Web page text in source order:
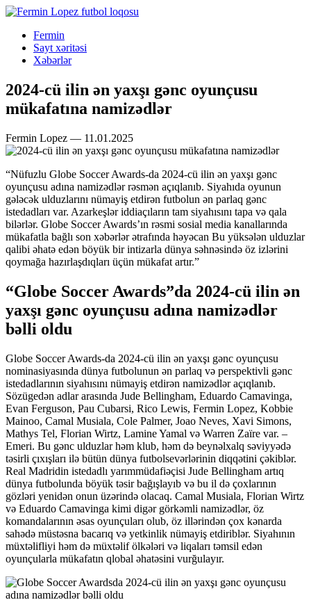
Fermin
Sayt xəritəsi
Xəbərlər
2024-cü ilin ən yaxşı gənc oyunçusu
mükafatına namizədlər
Fermin Lopez — 11.01.2025
“Nüfuzlu Globe Soccer Awards-da 2024-cü ilin ən yaxşı gənc
oyunçusu adına namizədlər rəsmən açıqlanıb. Siyahıda oyunun
gələcək ulduzlarını nümayiş etdirən futbolun ən parlaq gənc
istedadları var. Azarkeşlər iddiaçıların tam siyahısını tapa və qala
bilərlər. Globe Soccer Awards’ın rəsmi sosial media kanallarında
mükafatla bağlı son xəbərlər ətrafında həyəcan Bu yüksələn ulduzlar
qalibi əhatə edən böyük bir intizarla dünya səhnəsində öz izlərini
qoymağa hazırlaşdıqları üçün mükafat artır.”
“Globe Soccer Awards”da 2024-cü ilin ən
yaxşı gənc oyunçusu adına namizədlər
bəlli oldu
Globe Soccer Awards-da 2024-cü ilin ən yaxşı gənc oyunçusu
nominasiyasında dünya futbolunun ən parlaq və perspektivli gənc
istedadlarının siyahısını nümayiş etdirən namizədlər açıqlanıb.
Sözügedən adlar arasında Jude Bellingham, Eduardo Camavinga,
Evan Ferguson, Pau Cubarsi, Rico Lewis, Fermin Lopez, Kobbie
Mainoo, Camal Musiala, Cole Palmer, Joao Neves, Xavi Simons,
Mathys Tel, Florian Wirtz, Lamine Yamal və Warren Zaïre var. –
Emeri. Bu gənc ulduzlar həm klub, həm də beynəlxalq səviyyədə
təsirli çıxışları ilə bütün dünya futbolsevərlərinin diqqətini çəkiblər.
Real Madridin istedadlı yarımmüdafiəçisi Jude Bellingham artıq
dünya futbolunda böyük təsir bağışlayıb və bu il də çoxlarının
gözləri yenidən onun üzərində olacaq. Camal Musiala, Florian Wirtz
və Eduardo Camavinga kimi digər görkəmli namizədlər, öz
komandalarının əsas oyunçuları olub, öz illərindən çox kənarda
sahədə müstəsna bacarıq və yetkinlik nümayiş etdiriblər. Siyahının
müxtəlifliyi həm də müxtəlif ölkələri və liqaları təmsil edən
oyunçularla mükafatın qlobal əhatəsini vurğulayır.